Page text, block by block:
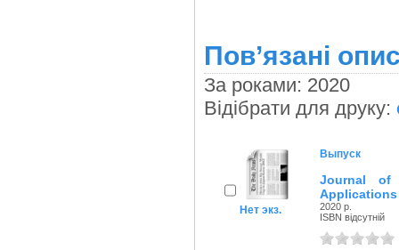
Пов’язані
За роками: 2020
Відібрати для друку:
Нет экз.
Выпуск
Journal of
Applications
2020 р.
ISBN відсутній